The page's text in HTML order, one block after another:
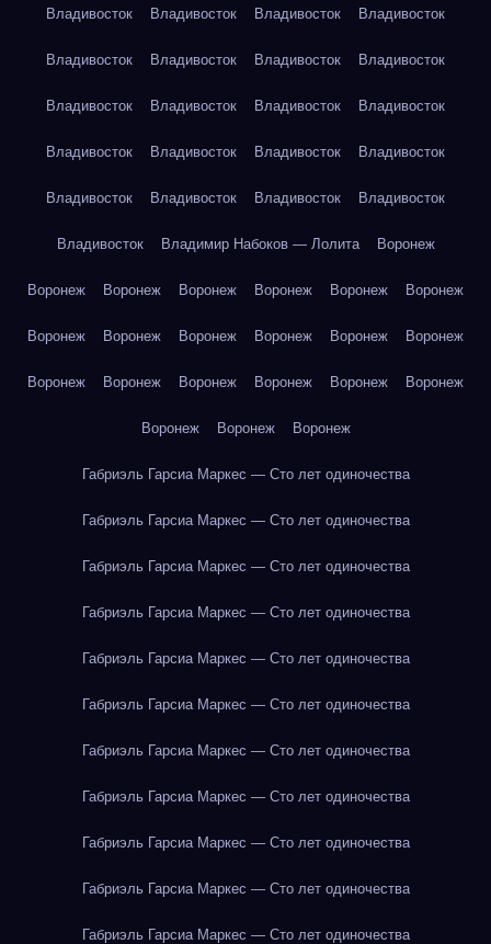
Владивосток Владивосток Владивосток Владивосток
Владивосток Владивосток Владивосток Владивосток
Владивосток Владивосток Владивосток Владивосток
Владивосток Владивосток Владивосток Владивосток
Владивосток Владивосток Владивосток Владивосток
Владивосток Владимир Набоков — Лолита Воронеж
Воронеж Воронеж Воронеж Воронеж Воронеж Воронеж
Воронеж Воронеж Воронеж Воронеж Воронеж Воронеж
Воронеж Воронеж Воронеж Воронеж Воронеж Воронеж
Воронеж Воронеж Воронеж
Габриэль Гарсиа Маркес — Сто лет одиночества
Габриэль Гарсиа Маркес — Сто лет одиночества
Габриэль Гарсиа Маркес — Сто лет одиночества
Габриэль Гарсиа Маркес — Сто лет одиночества
Габриэль Гарсиа Маркес — Сто лет одиночества
Габриэль Гарсиа Маркес — Сто лет одиночества
Габриэль Гарсиа Маркес — Сто лет одиночества
Габриэль Гарсиа Маркес — Сто лет одиночества
Габриэль Гарсиа Маркес — Сто лет одиночества
Габриэль Гарсиа Маркес — Сто лет одиночества
Габриэль Гарсиа Маркес — Сто лет одиночества